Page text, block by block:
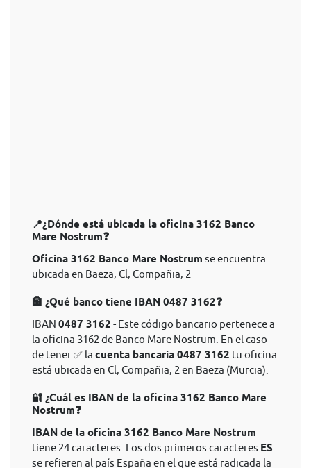
📍¿Dónde está ubicada la oficina 3162 Banco
Mare Nostrum❓
Oficina 3162 Banco Mare Nostrum se encuentra
ubicada en Baeza, Cl, Compañia, 2
🏦 ¿Qué banco tiene IBAN 0487 3162❓
IBAN 0487 3162 - Este código bancario pertenece a
la oficina 3162 de Banco Mare Nostrum. En el caso
de tener ✅ la cuenta bancaria 0487 3162 tu oficina
está ubicada en Cl, Compañia, 2 en Baeza (Murcia).
🔐 ¿Cuál es IBAN de la oficina 3162 Banco Mare
Nostrum❓
IBAN de la oficina 3162 Banco Mare Nostrum
tiene 24 caracteres. Los dos primeros caracteres ES
se refieren al país España en el que está radicada la